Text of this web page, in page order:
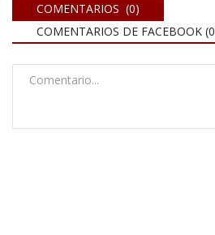
COMENTARIOS (0)
COMENTARIOS DE FACEBOOK (0